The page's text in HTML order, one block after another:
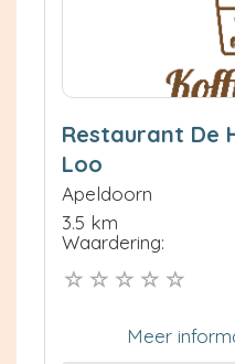
Restaurant De
Loo
Apeldoorn
3.5 km
Waardering:
Meer